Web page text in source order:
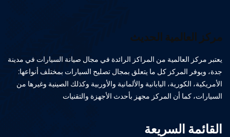
مركز العالمية الحديث
يعتبر مركز العالمية من المراكز الرائدة في مجال صيانة السيارات في مدينة
جدة، ويوفر المركز كل ما يتعلق بمجال تصليح السيارات بمختلف أنواعها:
الأمريكية، الكورية، اليابانية والألمانية والأوربية وكذلك الصينية وغيرها من
السيارات، كما أن المركز مجهز بأحدث الأجهزة والتقنيات
القائمة السريعة